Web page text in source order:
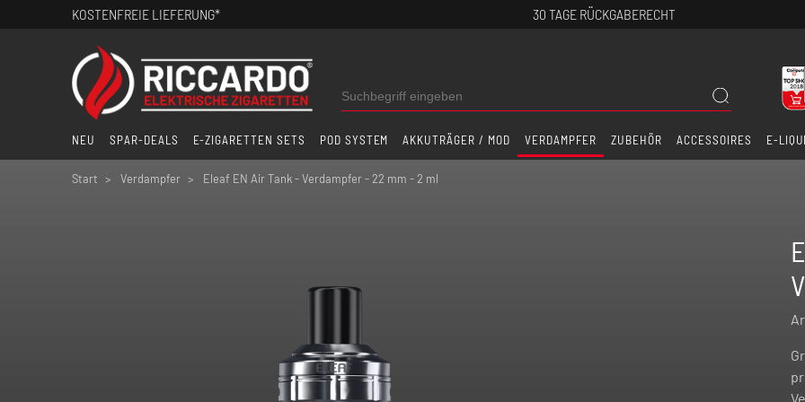
KOSTENFREIE LIEFERUNG* 30 TAGE RÜCKGABERECHT
NEU SPAR-DEALS E-ZIGARETTEN SETS POD SYSTEM AKKUTRÄGER / MOD VERDAMPFER ZUBEHÖR ACCESSOIRES E-
Start Verdampfer Eleaf EN Air Tank - Verdampfer - 22 mm - 2 ml